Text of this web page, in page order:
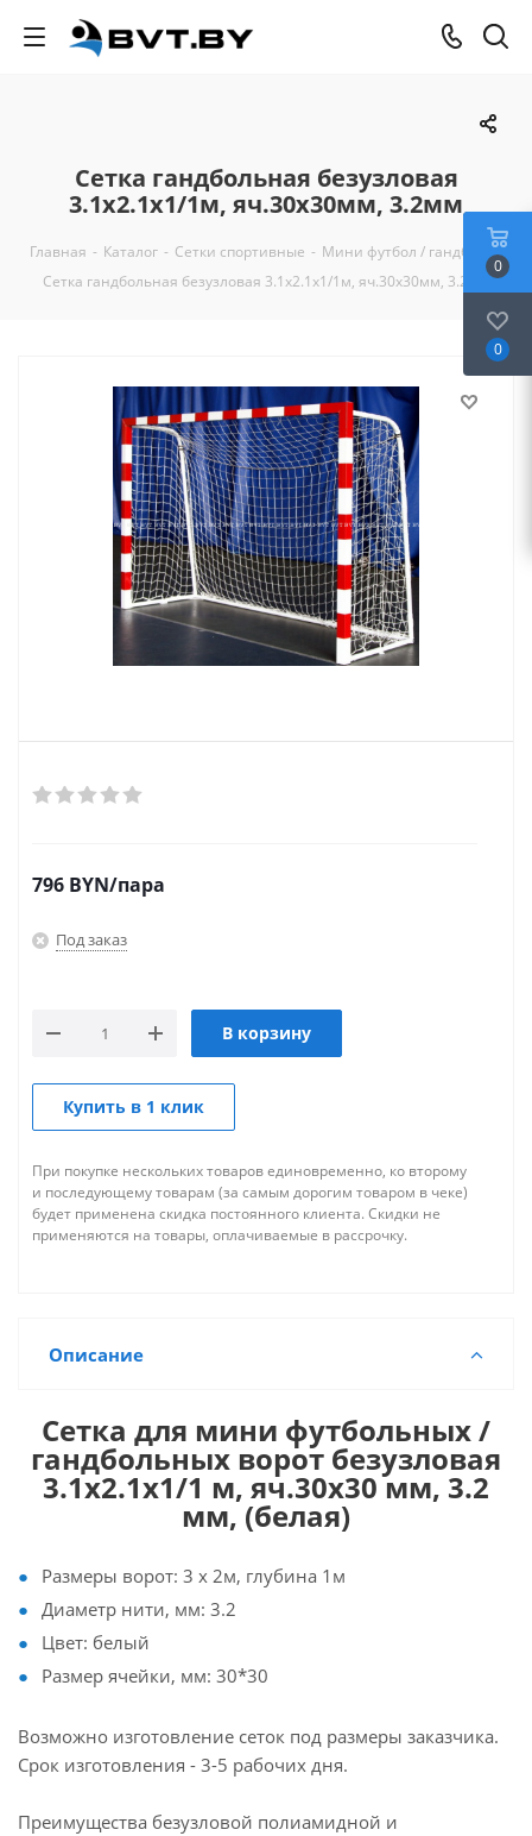
Сетка гандбольная безузловая
3.1х2.1х1/1м, яч.30х30мм, 3.2мм
Главная - Каталог - Сетки спортивные - Мини футбол / гандбол
-
Сетка гандбольная безузловая 3.1х2.1х1/1м, яч.30х30мм, 3.2мм
796 BYN/пара
Под заказ
В корзину
Купить в 1 клик
При покупке нескольких товаров единовременно, ко второму
и последующему товарам (за самым дорогим товаром в чеке)
будет применена скидка постоянного клиента. Скидки не
применяются на товары, оплачиваемые в рассрочку.
Описание
Сетка для мини футбольных /
гандбольных ворот безузловая
3.1х2.1х1/1 м, яч.30х30 мм, 3.2
мм, (белая)
Размеры ворот: 3 х 2м, глубина 1м
Диаметр нити, мм: 3.2
Цвет: белый
Размер ячейки, мм: 30*30
Возможно изготовление сеток под размеры заказчика.
Срок изготовления - 3-5 рабочих дня.
Преимущества безузловой полиамидной и
0
0